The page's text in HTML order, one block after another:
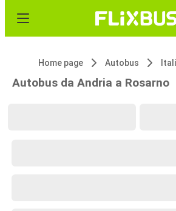
Home page Autobus
Autobus da Andria a Rosarno